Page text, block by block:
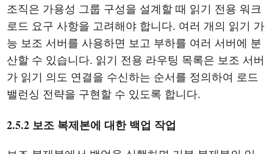
조직은 가용성 그룹 구성을 설계할 때 읽기 전용 워크
로드 요구 사항을 고려해야 합니다. 여러 개의 읽기 가
능 보조 서버를 사용하면 보고 부하를 여러 서버에 분
산할 수 있습니다. 읽기 전용 라우팅 목록은 보조 서버
가 읽기 의도 연결을 수신하는 순서를 정의하여 로드
밸런싱 전략을 구현할 수 있도록 합니다.
2.5.2 보조 복제본에 대한 백업 작업